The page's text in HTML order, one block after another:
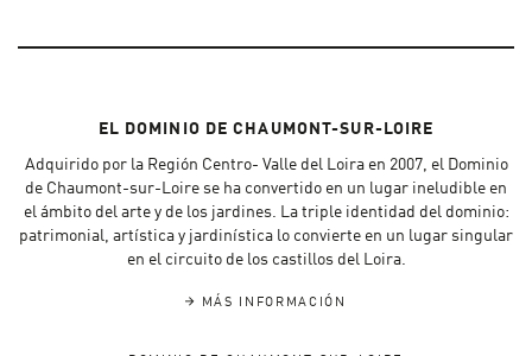
EL DOMINIO DE CHAUMONT-SUR-LOIRE
Adquirido por la Región Centro- Valle del Loira en 2007, el Dominio
de Chaumont-sur-Loire se ha convertido en un lugar ineludible en
el ámbito del arte y de los jardines. La triple identidad del dominio:
patrimonial, artística y jardinística lo convierte en un lugar singular
en el circuito de los castillos del Loira.
MÁS INFORMACIÓN